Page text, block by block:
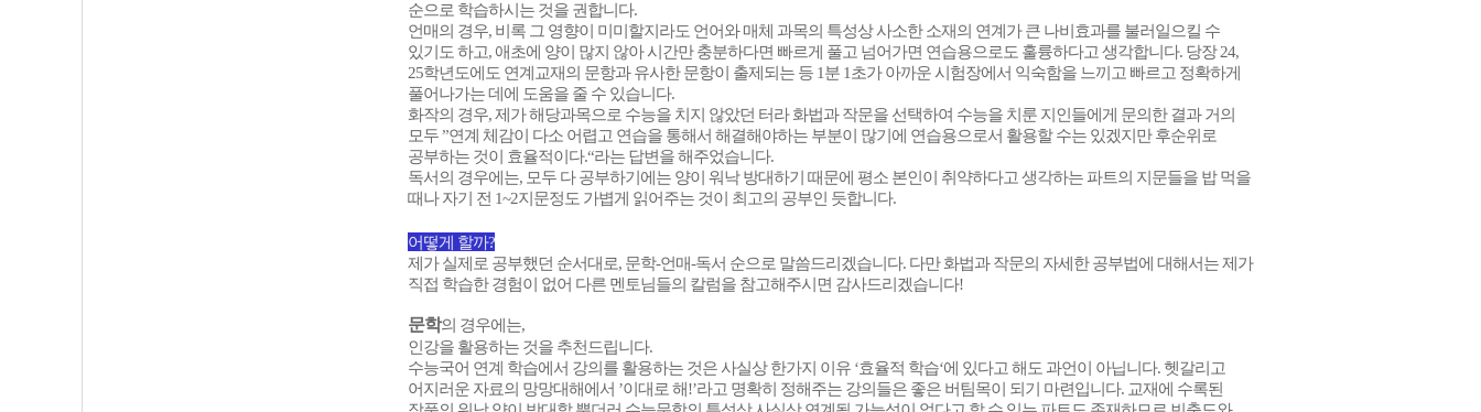
순으로 학습하시는 것을 권합니다.
언매의 경우, 비록 그 영향이 미미할지라도 언어와 매체 과목의 특성상 사소한 소재의 연계가 큰 나비효과를 불러일으킬 수
있기도 하고, 애초에 양이 많지 않아 시간만 충분하다면 빠르게 풀고 넘어가면 연습용으로도 훌륭하다고 생각합니다. 당장 24,
25학년도에도 연계교재의 문항과 유사한 문항이 출제되는 등 1분 1초가 아까운 시험장에서 익숙함을 느끼고 빠르고 정확하게
풀어나가는 데에 도움을 줄 수 있습니다.
화작의 경우, 제가 해당과목으로 수능을 치지 않았던 터라 화법과 작문을 선택하여 수능을 치룬 지인들에게 문의한 결과 거의
모두 ”연계 체감이 다소 어렵고 연습을 통해서 해결해야하는 부분이 많기에 연습용으로서 활용할 수는 있겠지만 후순위로
공부하는 것이 효율적이다.“라는 답변을 해주었습니다.
독서의 경우에는, 모두 다 공부하기에는 양이 워낙 방대하기 때문에 평소 본인이 취약하다고 생각하는 파트의 지문들을 밥 먹을
때나 자기 전 1~2지문정도 가볍게 읽어주는 것이 최고의 공부인 듯합니다.
어떻게 할까?
제가 실제로 공부했던 순서대로, 문학-언매-독서 순으로 말씀드리겠습니다. 다만 화법과 작문의 자세한 공부법에 대해서는 제가
직접 학습한 경험이 없어 다른 멘토님들의 칼럼을 참고해주시면 감사드리겠습니다!
문학의 경우에는,
인강을 활용하는 것을 추천드립니다.
수능국어 연계 학습에서 강의를 활용하는 것은 사실상 한가지 이유 ‘효율적 학습‘에 있다고 해도 과언이 아닙니다. 헷갈리고
어지러운 자료의 망망대해에서 ’이대로 해!’라고 명확히 정해주는 강의들은 좋은 버팀목이 되기 마련입니다. 교재에 수록된